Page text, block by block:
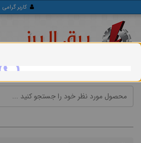
کاربر گرامی